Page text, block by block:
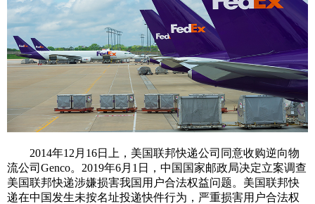
2014年12月16日上，美国联邦快递公司同意收购逆向物
流公司Genco。2019年6月1日，中国国家邮政局决定立案调查
美国联邦快递涉嫌损害我国用户合法权益问题。美国联邦快
递在中国发生未按名址投递快件行为，严重损害用户合法权